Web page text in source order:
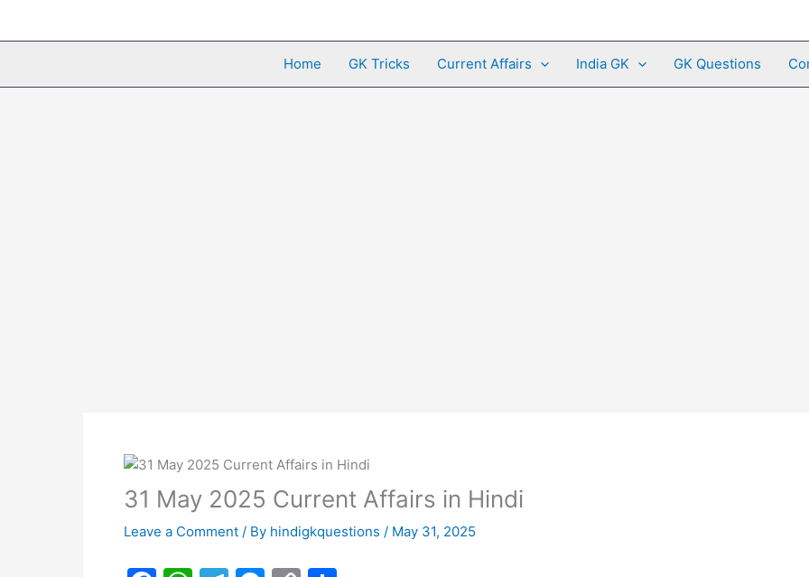
Home GK Tricks Current Affairs India GK GK Questions
31 May 2025 Current Affairs in Hindi
Leave a Comment / By hindigkquestions / May 31, 2025